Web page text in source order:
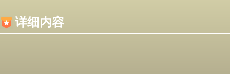
详细内容